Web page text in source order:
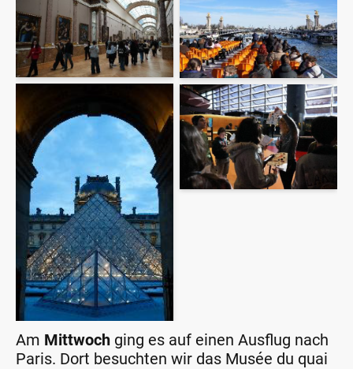
Am Mittwoch ging es auf einen Ausflug nach
Paris. Dort besuchten wir das Musée du quai